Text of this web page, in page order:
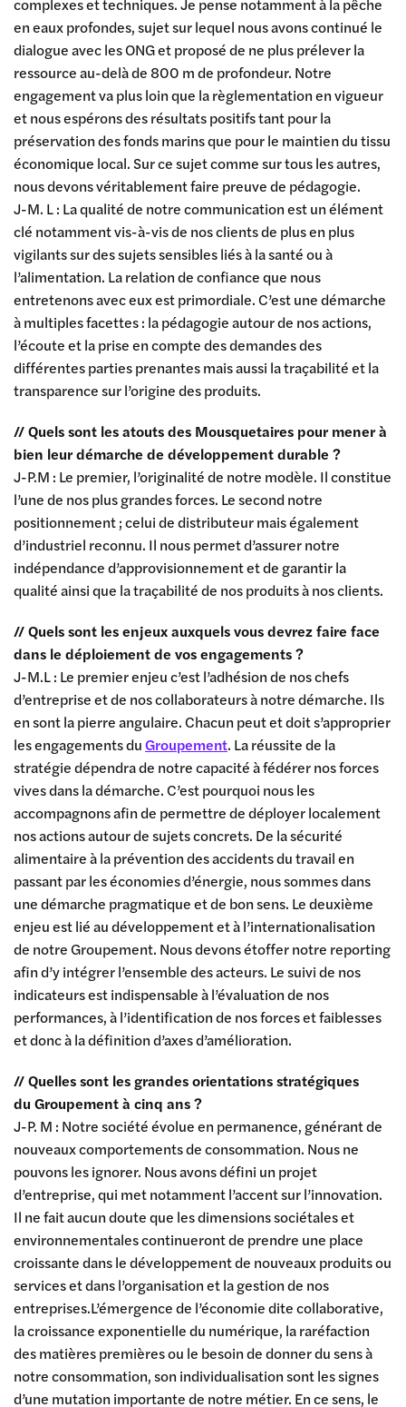
en eaux profondes, sujet sur lequel nous avons continué le
dialogue avec les ONG et proposé de ne plus prélever la
ressource au-delà de 800 m de profondeur. Notre
engagement va plus loin que la règlementation en vigueur
et nous espérons des résultats positifs tant pour la
préservation des fonds marins que pour le maintien du tissu
économique local. Sur ce sujet comme sur tous les autres,
nous devons véritablement faire preuve de pédagogie.
J-M. L : La qualité de notre communication est un élément
clé notamment vis-à-vis de nos clients de plus en plus
vigilants sur des sujets sensibles liés à la santé ou à
l’alimentation. La relation de confiance que nous
entretenons avec eux est primordiale. C’est une démarche
à multiples facettes : la pédagogie autour de nos actions,
l’écoute et la prise en compte des demandes des
différentes parties prenantes mais aussi la traçabilité et la
transparence sur l’origine des produits.
// Quels sont les atouts des Mousquetaires pour mener à
bien leur démarche de développement durable ?
J-P.M : Le premier, l’originalité de notre modèle. Il constitue
l’une de nos plus grandes forces. Le second notre
positionnement ; celui de distributeur mais également
d’industriel reconnu. Il nous permet d’assurer notre
indépendance d’approvisionnement et de garantir la
qualité ainsi que la traçabilité de nos produits à nos clients.
// Quels sont les enjeux auxquels vous devrez faire face
dans le déploiement de vos engagements ?
J-M.L : Le premier enjeu c’est l’adhésion de nos chefs
d’entreprise et de nos collaborateurs à notre démarche. Ils
en sont la pierre angulaire. Chacun peut et doit s’approprier
les engagements duGroupement. La réussite de la
stratégie dépendra de notre capacité à fédérer nos forces
vives dans la démarche. C’est pourquoi nous les
accompagnons afin de permettre de déployer localement
nos actions autour de sujets concrets. De la sécurité
alimentaire à la prévention des accidents du travail en
passant par les économies d’énergie, nous sommes dans
une démarche pragmatique et de bon sens. Le deuxième
enjeu est lié au développement et à l’internationalisation
de notre Groupement. Nous devons étoffer notre reporting
afin d’y intégrer l’ensemble des acteurs. Le suivi de nos
indicateurs est indispensable à l’évaluation de nos
performances, à l’identification de nos forces et faiblesses
et donc à la définition d’axes d’amélioration.
// Quelles sont les grandes orientations stratégiques
du Groupement à cinq ans ?
J-P. M : Notre société évolue en permanence, générant de
nouveaux comportements de consommation. Nous ne
pouvons les ignorer. Nous avons défini un projet
d’entreprise, qui met notamment l’accent sur l’innovation.
Il ne fait aucun doute que les dimensions sociétales et
environnementales continueront de prendre une place
croissante dans le développement de nouveaux produits ou
services et dans l’organisation et la gestion de nos
entreprises.L’émergence de l’économie dite collaborative,
la croissance exponentielle du numérique, la raréfaction
des matières premières ou le besoin de donner du sens à
notre consommation, son individualisation sont les signes
d’une mutation importante de notre métier. En ce sens, le